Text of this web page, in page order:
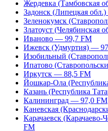
Жердевка (Тамбовская
Задонск (Липецкая
Зеленокумск
Златоуст (Челябинская
Иваново — 99,7 FM
Ижевск (Удмуртия) —
Изобильный
Ипатово
Иркутск — 88,5 FM
Йошкар-Ола
Казань (Республика
Калининград — 97,0 FM
Каневская
Карачаевск (Карачаево-
FM